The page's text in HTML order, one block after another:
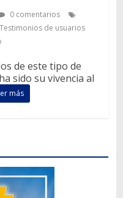
0 comentarios
Testimonios de usuarios
de este tipo de
sido su vivencia al
más